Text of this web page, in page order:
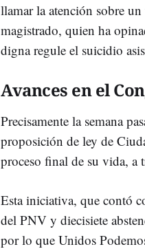
llamar la atención sobre un
magistrado, quien ha
digna regule el suicidio
Avances en el
Precisamente la semana
proposición de ley de
proceso final de su vida, a
Esta iniciativa, que contó
del PNV y diecisiete
por lo que Unidos